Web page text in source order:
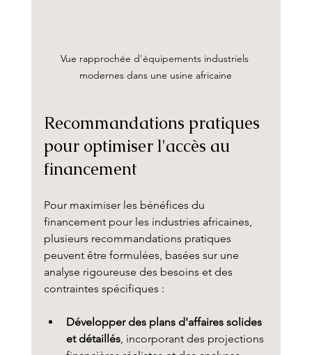
Vue rapprochée d'équipements industriels
modernes dans une usine africaine
Recommandations pratiques
pour optimiser l'accès au
financement
Pour maximiser les bénéfices du
financement pour les industries africaines,
plusieurs recommandations pratiques
peuvent être formulées, basées sur une
analyse rigoureuse des besoins et des
contraintes spécifiques :
Développer des plans d'affaires solides
et détaillés, incorporant des projections